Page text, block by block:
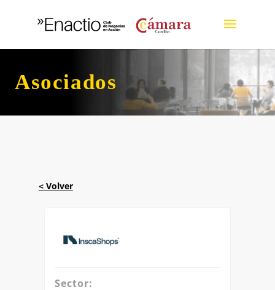
Asociados
Sector: